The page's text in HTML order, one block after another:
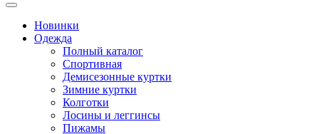
Новинки
Одежда
Полный каталог
Спортивная
Демисезонные куртки
Зимние куртки
Колготки
Лосины и леггинсы
Пижамы